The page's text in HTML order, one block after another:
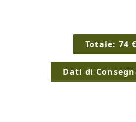
Totale:74 €
Dati di